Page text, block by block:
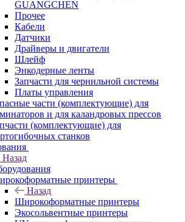
GUANGCHEN
Прочее
Кабели
Датчики
Драйверы и двигатели
Шлейф
Энкодерные ленты
Запчасти для чернильной системы
Платы управления
части (комплектующие) для
и для каландровых прессов
(комплектующие) для
станков
Назад
принтеры
Назад
Широкоформатные принтеры
Экосольвентные принтеры